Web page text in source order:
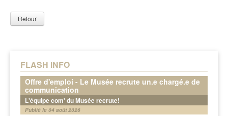
FLASH INFO
Offre d'emploi - Le Musée recrute un.e chargé.e de
communication
L'équipe com' du Musée recrute!
Publié le 04 août 2026
Retour